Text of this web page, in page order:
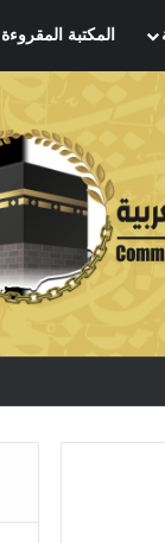
المكتبة المقروءة